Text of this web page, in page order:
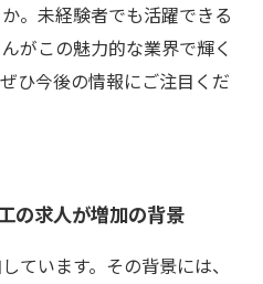
。未経験者でも活躍できる
がこの魅力的な業界で輝く
ひ今後の情報にご注目くだ
の求人が増加の背景
ています。その背景には、